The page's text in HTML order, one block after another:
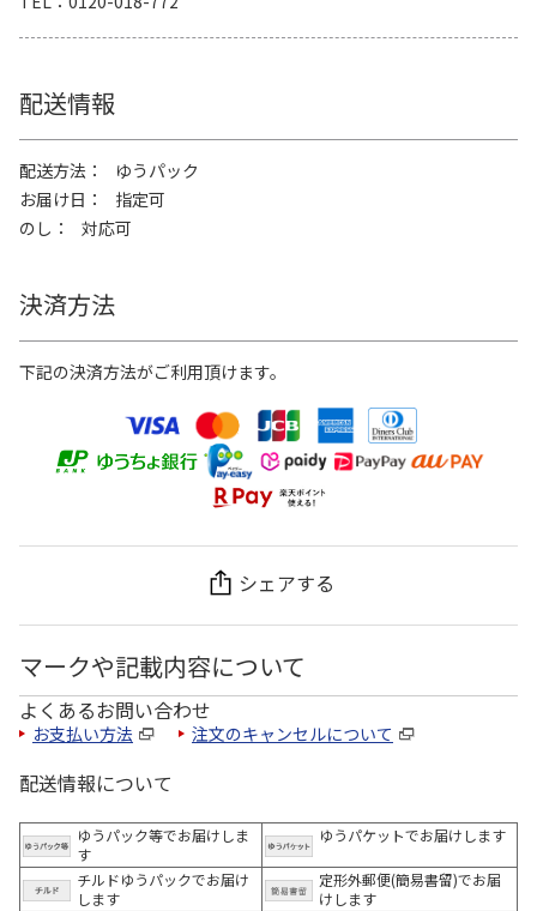
配送情報
配送方法
ゆうパック
お届け日
指定可
のし
対応可
決済方法
下記の決済方法がご利用頂けます。
シェアする
マークや記載内容について
よくあるお問い合わせ
お支払い方法 注文のキャンセルについて
配送情報について
ゆうパック等でお届けしま
す
ゆうパケットでお届けします
チルドゆうパックでお届け
します
定形外郵便(簡易書留)でお届
けします